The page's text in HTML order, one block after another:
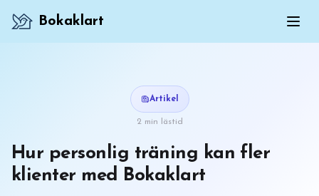
Bokaklart
Artikel
2 min lästid
Hur personlig träning kan fler
klienter med Bokaklart